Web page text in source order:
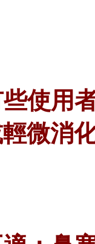
使用
微消